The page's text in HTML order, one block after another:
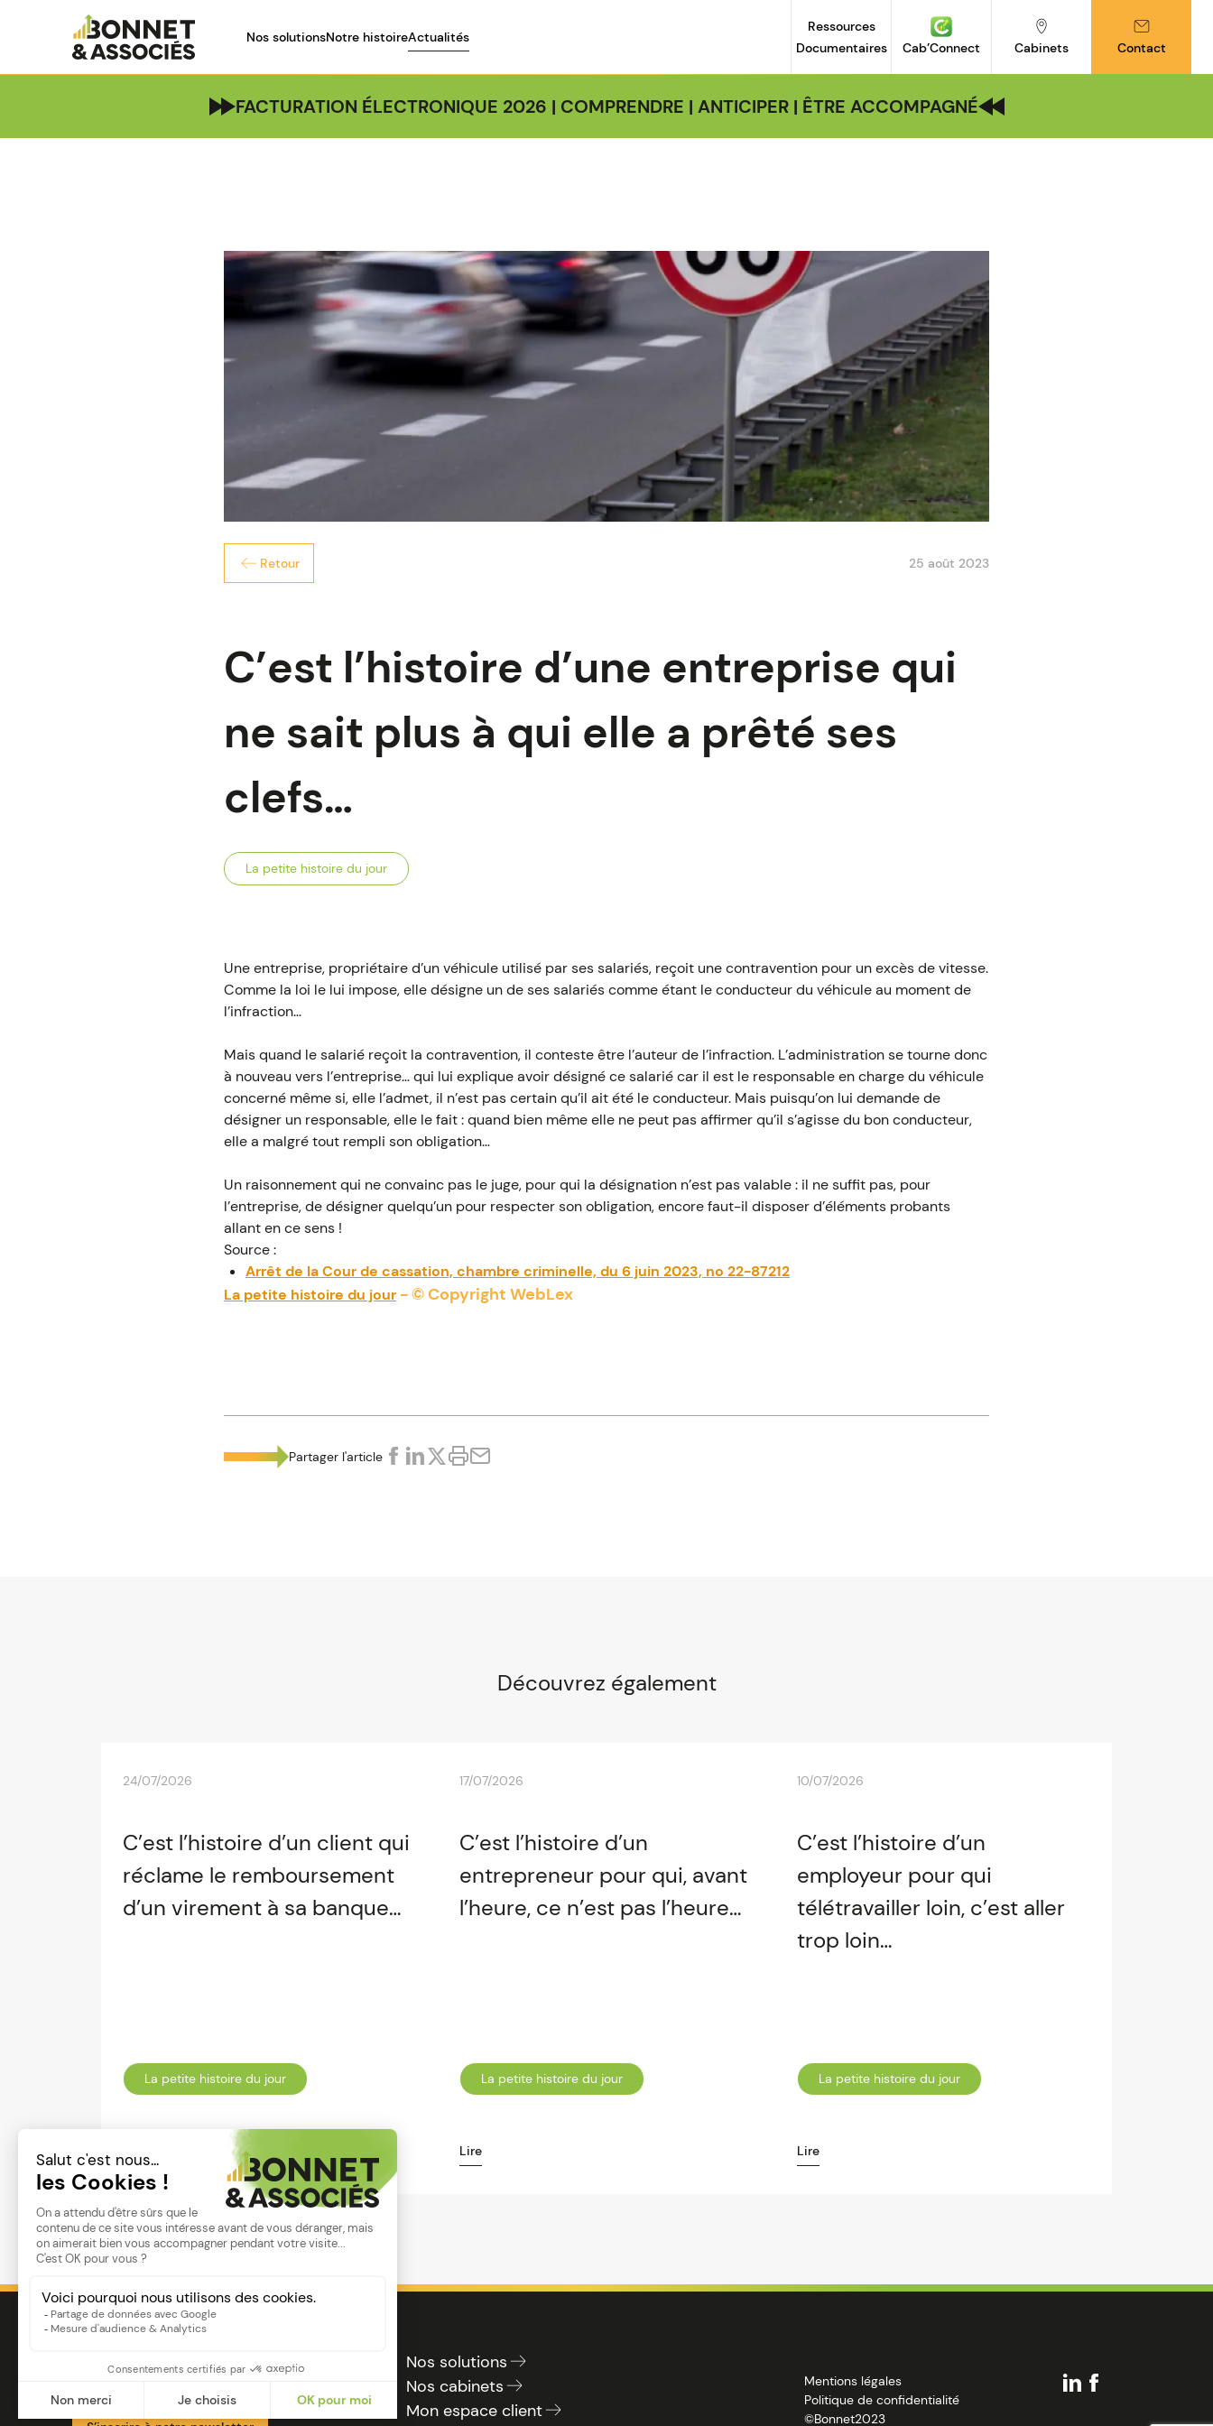
Nos solutionsNotre histoireActualités
Ressources
Documentaires
Cab’Connect Cabinets Contact
FACTURATION ÉLECTRONIQUE 2026 | COMPRENDRE | ANTICIPER | ÊTRE ACCOMPAGNÉ
Retour 25 août 2023
C’est l’histoire d’une entreprise qui
ne sait plus à qui elle a prêté ses
clefs…
La petite histoire du jour
Une entreprise, propriétaire d’un véhicule utilisé par ses salariés, reçoit une contravention pour un excès de vitesse.
Comme la loi le lui impose, elle désigne un de ses salariés comme étant le conducteur du véhicule au moment de
l’infraction…
Mais quand le salarié reçoit la contravention, il conteste être l’auteur de l’infraction. L’administration se tourne donc
à nouveau vers l’entreprise… qui lui explique avoir désigné ce salarié car il est le responsable en charge du véhicule
concerné même si, elle l’admet, il n’est pas certain qu’il ait été le conducteur. Mais puisqu’on lui demande de
désigner un responsable, elle le fait : quand bien même elle ne peut pas affirmer qu’il s’agisse du bon conducteur,
elle a malgré tout rempli son obligation…
Un raisonnement qui ne convainc pas le juge, pour qui la désignation n’est pas valable : il ne suffit pas, pour
l’entreprise, de désigner quelqu’un pour respecter son obligation, encore faut-il disposer d’éléments probants
allant en ce sens !
Source :
Arrêt de la Cour de cassation, chambre criminelle, du 6 juin 2023, no 22-87212
La petite histoire du jour - © Copyright WebLex
Partager l'article
Découvrez également
24/07/2026
C’est l’histoire d’un client qui
réclame le remboursement
d’un virement à sa banque…
La petite histoire du jour
17/07/2026
C’est l’histoire d’un
entrepreneur pour qui, avant
l’heure, ce n’est pas l’heure…
La petite histoire du jour
Lire
10/07/2026
C’est l’histoire d’un
employeur pour qui
télétravailler loin, c’est aller
trop loin…
La petite histoire du jour
Lire
Ensemble pour votre réussite
Nos solutions
Nos cabinets
Mon espace client
Mentions légales
Politique de confidentialité
©Bonnet2023